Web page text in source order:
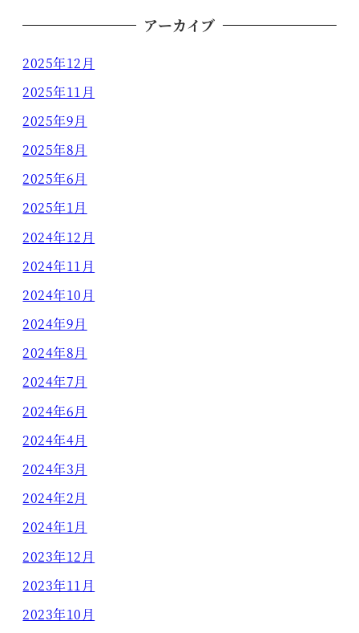
アーカイブ
2025年12月
2025年11月
2025年9月
2025年8月
2025年6月
2025年1月
2024年12月
2024年11月
2024年10月
2024年9月
2024年8月
2024年7月
2024年6月
2024年4月
2024年3月
2024年2月
2024年1月
2023年12月
2023年11月
2023年10月